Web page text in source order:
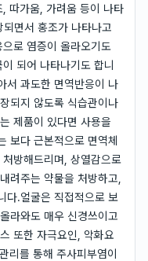
따가움, 가려움 등이 나타
면서 홍조가 나타나고
로 염증이 올라오기도
되어 나타나기도 합니
서 과도한 면역반응이 나
되지 않도록 식습관이나
제품이 있다면 사용을
보다 근본적으로 면역체
방해드리며, 상열감으로
려주는 약물을 처방하고,
다.얼굴은 직접적으로 보
라와도 매우 신경쓰이고
또한 자극요인, 악화요
리를 통해 주사피부염이